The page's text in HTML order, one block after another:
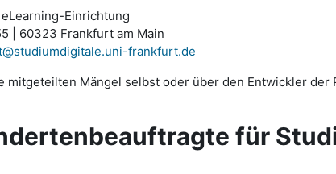
Einrichtung
| 60323 Frankfurt am Main
frankfurt.de
mitgeteilten Mängel selbst oder über den Entwickler
für